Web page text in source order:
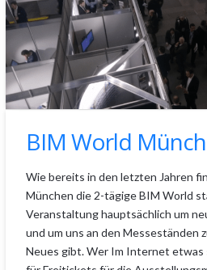
BIM World
Wie bereits in den letzten Jahren
München die 2-tägige BIM World
Veranstaltung hauptsächlich um
und um uns an den Messeständen
Neues gibt. Wer Im Internet